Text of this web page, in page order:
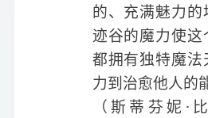
的、充满魅力
迹谷的魔力使
都拥有独特魔
力到治愈他人的
（斯蒂芬妮·